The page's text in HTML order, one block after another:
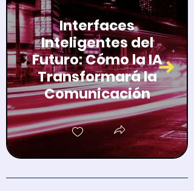
Interfaces
Inteligentes del
Futuro: Cómo la IA
Transformará la
Comunicación